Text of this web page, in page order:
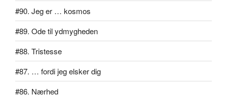
#90. Jeg er … kosmos
#89. Ode til ydmygheden
#88. Tristesse
#87. … fordi jeg elsker dig
#86. Nærhed